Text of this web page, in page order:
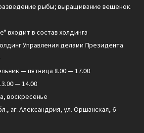
рыбы; выращивание вешенок.
входит в состав холдинга
Управления делами Президента
— пятница 8.00 — 17.00
— 14.00
воскресенье
аг. Александрия, ул. Оршанская, 6